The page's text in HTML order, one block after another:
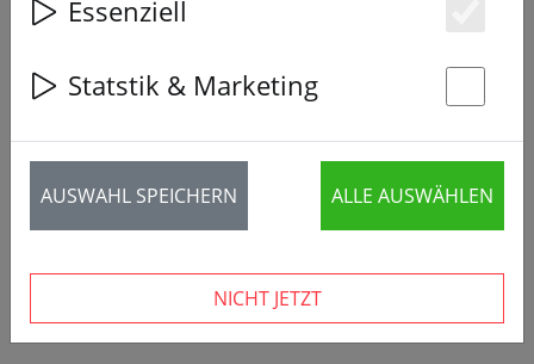
‹ ›
Essenziell
Statstik & Marketing
AUSWAHL SPEICHERN ALLE AUSWÄHLEN
NICHT JETZT